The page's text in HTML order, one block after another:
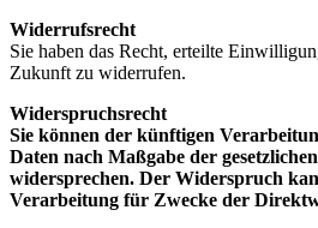
Widerrufsrecht
Sie haben das Recht, erteilte
Zukunft zu widerrufen.
Widerspruchsrecht
Sie können der künftigen
Daten nach Maßgabe der
widersprechen. Der Widerspruch
Verarbeitung für Zwecke der